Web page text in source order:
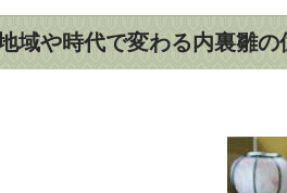
域や時代で変わる内裏雛の